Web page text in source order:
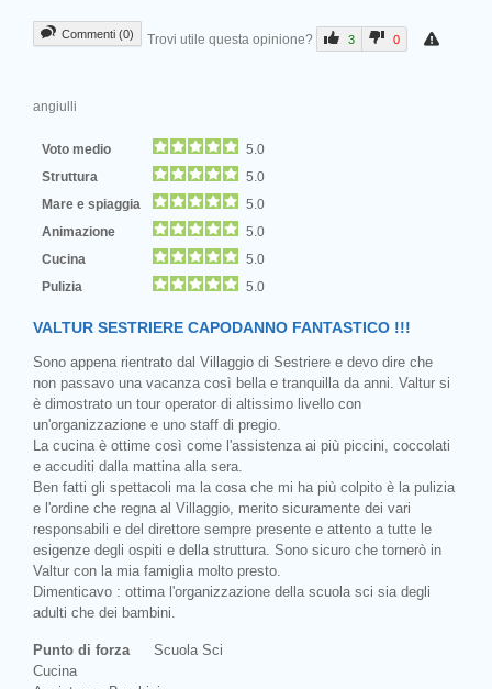
Commenti (0) Trovi utile questa opinione? 3 0
angiulli
Voto medio
5.0
Struttura
5.0
Mare e spiaggia
5.0
Animazione
5.0
Cucina
5.0
Pulizia
5.0
VALTUR SESTRIERE CAPODANNO FANTASTICO !!!
Sono appena rientrato dal Villaggio di Sestriere e devo dire che
non passavo una vacanza così bella e tranquilla da anni. Valtur si
è dimostrato un tour operator di altissimo livello con
un'organizzazione e uno staff di pregio.
La cucina è ottime così come l'assistenza ai più piccini, coccolati
e accuditi dalla mattina alla sera.
Ben fatti gli spettacoli ma la cosa che mi ha più colpito è la pulizia
e l'ordine che regna al Villaggio, merito sicuramente dei vari
responsabili e del direttore sempre presente e attento a tutte le
esigenze degli ospiti e della struttura. Sono sicuro che tornerò in
Valtur con la mia famiglia molto presto.
Dimenticavo : ottima l'organizzazione della scuola sci sia degli
adulti che dei bambini.
Punto di forza
Scuola Sci
Cucina